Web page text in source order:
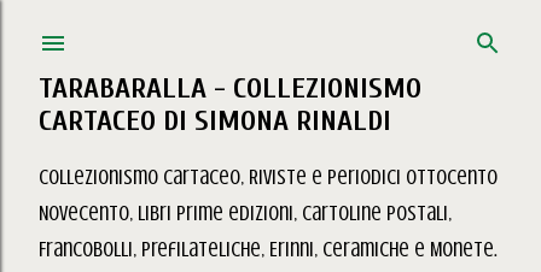
TARABARALLA - COLLEZIONISMO
CARTACEO DI SIMONA RINALDI
Collezionismo Cartaceo, Riviste e Periodici Ottocento
Novecento, Libri prime edizioni, Cartoline Postali,
Francobolli, Prefilateliche, Erinni, Ceramiche e Monete.